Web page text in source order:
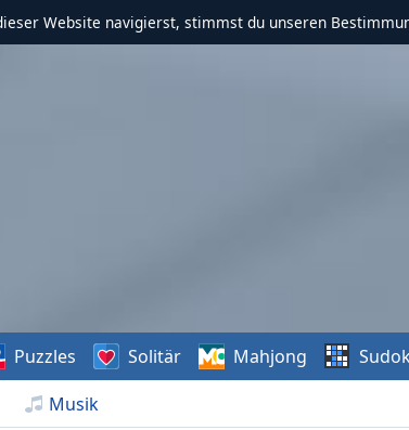
Website navigierst, stimmst du unseren
Musik
Puzzles Solitär Mahjong